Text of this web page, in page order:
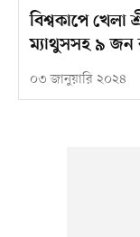
বিশ্বকাপে খেলা
ম্যাথুসসহ ৯ জন
০৩ জানুয়ারি ২০২৪